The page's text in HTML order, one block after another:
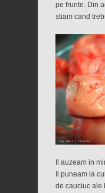
pe frunte. Din
stiam cand
Il auzeam in
Il puneam la
de cauciuc ale